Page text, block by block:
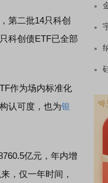
第二批14只科创
科创债ETF已全部
作为场内标准化
认可度，也为银
亿元，年内增
，仅一年时间，